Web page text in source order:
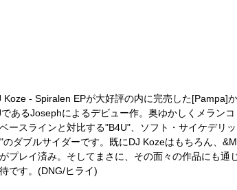
Koze - Spiralen EPが大好評の内に完売した[Pampa]
あるJosephによるデビュー作。奥ゆかしくメラン
ースラインと対比する"B4U"、ソフト・サイケデリ
のダブルサイダーです。既にDJ Kozeはもちろん、
プレイ済み。そしてまさに、その面々の作品にも通
です。(DNG/ヒライ)